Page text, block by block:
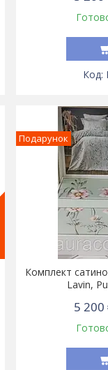
Подарунок
Комплект
Lavin,
5